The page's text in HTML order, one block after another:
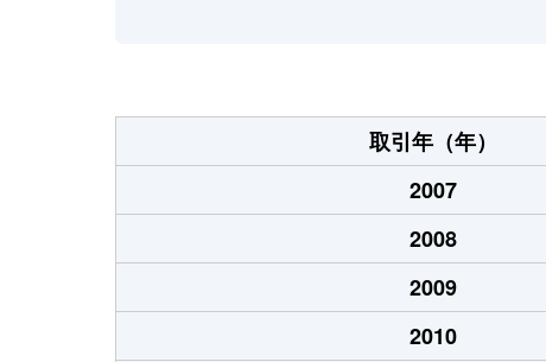
取引年（年）
2007
2008
2009
2010